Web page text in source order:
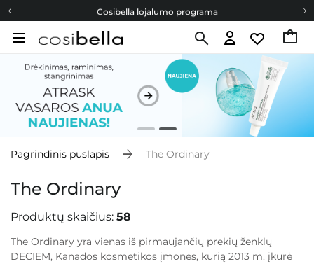
Cosibella lojalumo programa
Nemokamas pristatymas nuo 40,00 €
Cosibella lojalumo programa
Nemokamas pristatymas nuo 40,00 €
Dovanų Kortelės
Pagrindinis puslapis The Ordinary
The Ordinary
Produktų skaičius: 58
The Ordinary yra vienas iš pirmaujančių prekių ženklų
DECIEM, Kanados kosmetikos įmonės, kurią 2013 m. įkūrė